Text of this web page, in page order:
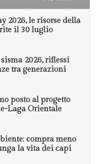
2026, le risorse della
il 30 luglio
2026, riflessi
tra generazioni
posto al progetto
Laga Orientale
compra meno
la vita dei capi